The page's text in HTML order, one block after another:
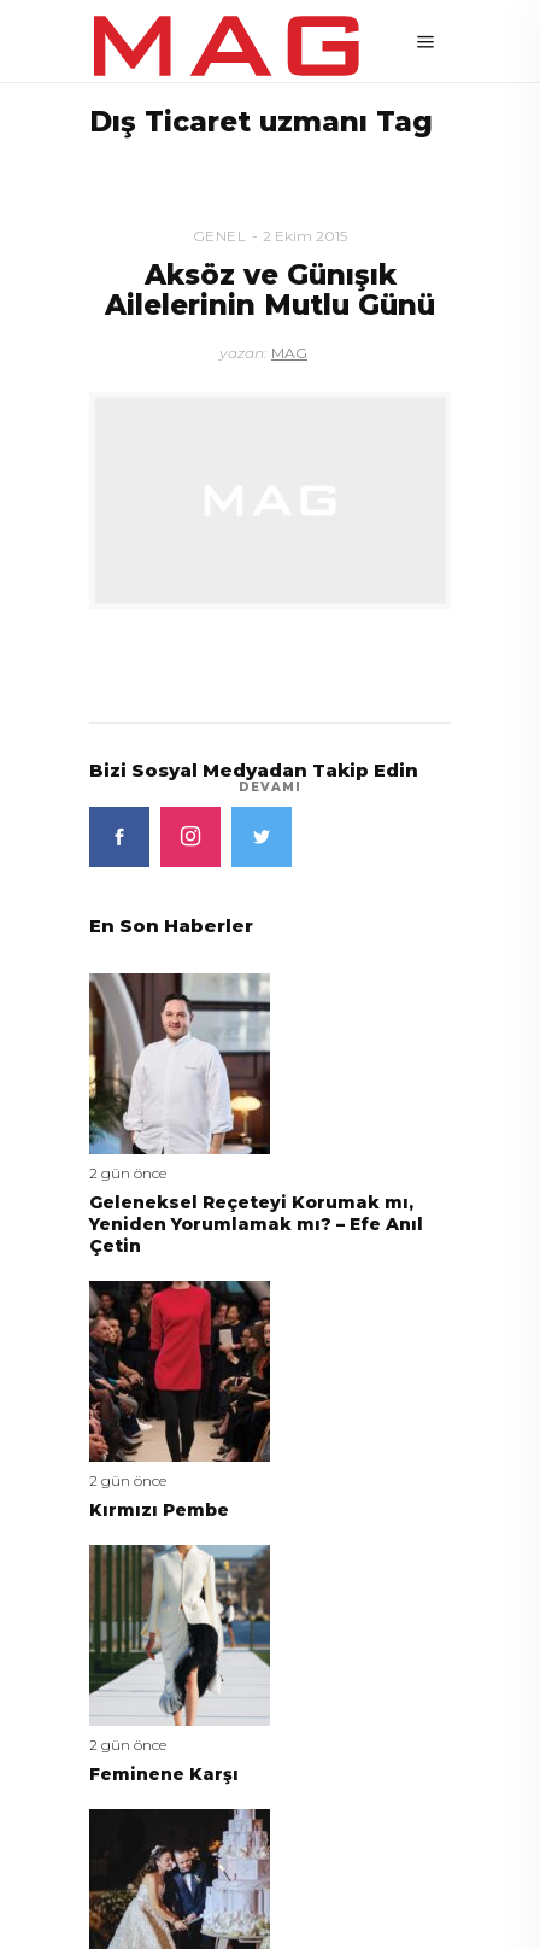
Dış Ticaret uzmanı Tag
GENEL 2 Ekim 2015
Aksöz ve Günışık
Ailelerinin Mutlu Günü
yazan: MAG
DEVAMI
Bizi Sosyal Medyadan Takip Edin
En Son Haberler
2 gün önce
Geleneksel Reçeteyi Korumak mı,
Yeniden Yorumlamak mı? – Efe Anıl
Çetin
2 gün önce
Kırmızı Pembe
2 gün önce
Feminene Karşı